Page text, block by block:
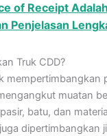
of Receipt
Penjelasan
Truk CDD?
mempertimbangkan
muatan
batu, dan
dipertimbangkan